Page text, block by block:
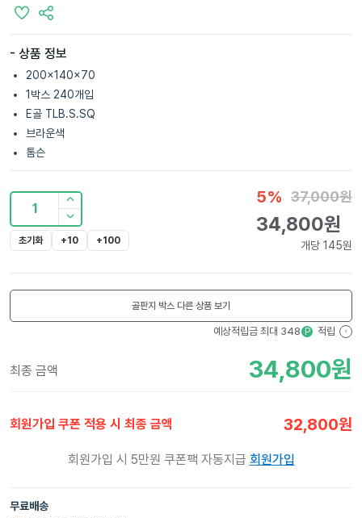
- 상품 정보
200x140x70
1박스 240개입
E골 TLB.S.SQ
브라운색
톰슨
1
초기화 +10 +100
5% 37,000원
34,800원
개당 145원
골판지 박스 다른 상품 보기
예상적립금 최대 348 P 적립 ?
최종 금액 34,800원
회원가입 쿠폰 적용 시 최종 금액 32,800원
회원가입 시 5만원 쿠폰팩 자동지급 회원가입
무료배송